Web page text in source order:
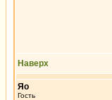
Наверх
Яо
Гость